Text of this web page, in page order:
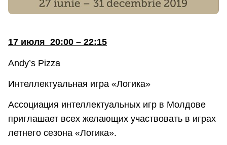
17 июля 20:00 – 22:15
Andy’s Pizza
Интеллектуальная игра «Логика»
Ассоциация интеллектуальных игр в Молдове
приглашает всех желающих участвовать в играх
летнего сезона «Логика».